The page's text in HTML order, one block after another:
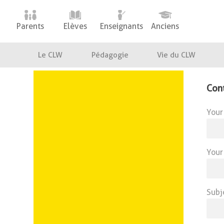
Parents Elèves Enseignants Anciens
Le CLW Pédagogie Vie du CLW